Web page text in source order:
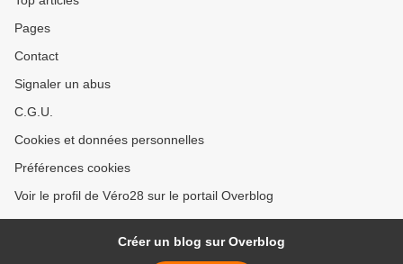
Pages
Contact
Signaler un abus
C.G.U.
Cookies et données personnelles
Préférences cookies
Voir le profil de Véro28 sur le portail Overblog
Créer un blog sur Overblog